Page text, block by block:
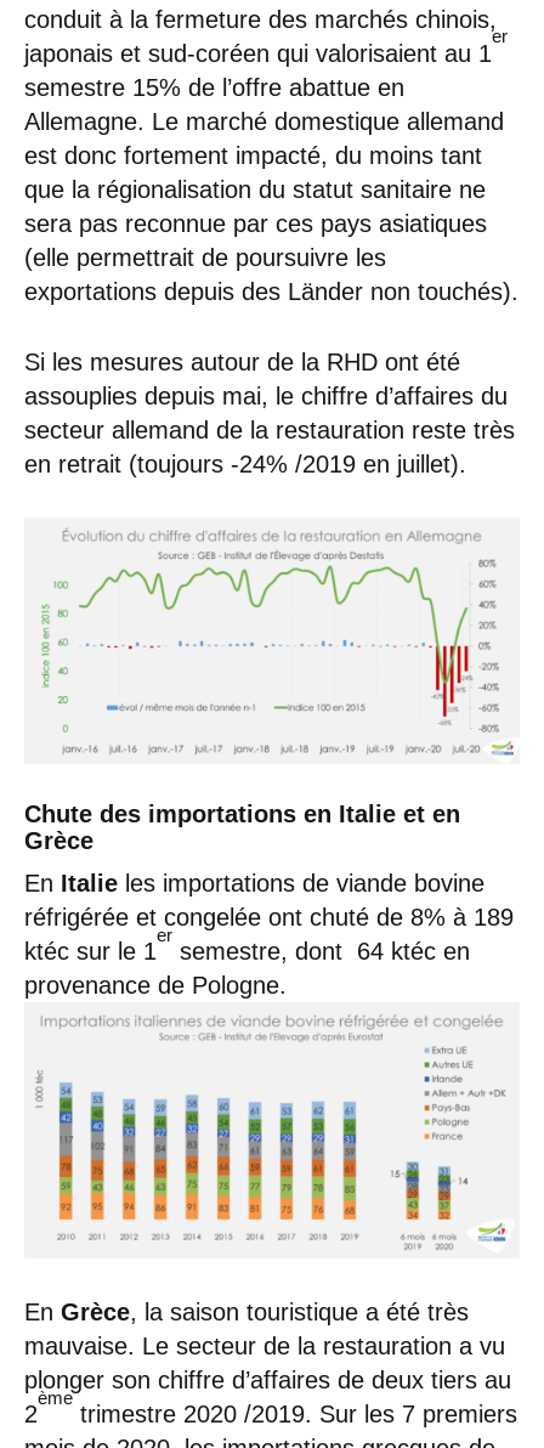
conduit à la fermeture des marchés chinois,
japonais et sud-coréen qui valorisaient au 1
er
semestre 15% de l’offre abattue en
Allemagne. Le marché domestique allemand
est donc fortement impacté, du moins tant
que la régionalisation du statut sanitaire ne
sera pas reconnue par ces pays asiatiques
(elle permettrait de poursuivre les
exportations depuis des Länder non touchés).
Si les mesures autour de la RHD ont été
assouplies depuis mai, le chiffre d’affaires du
secteur allemand de la restauration reste très
en retrait (toujours -24% /2019 en juillet).
Chute des importations en Italie et en
Grèce
En Italie les importations de viande bovine
réfrigérée et congelée ont chuté de 8% à 189
ktéc sur le 1
er
semestre, dont 64 ktéc en
provenance de Pologne.
En Grèce, la saison touristique a été très
mauvaise. Le secteur de la restauration a vu
plonger son chiffre d’affaires de deux tiers au
2
ème
trimestre 2020 /2019. Sur les 7 premiers